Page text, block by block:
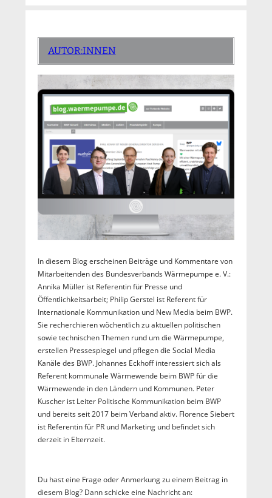
AUTOR:INNEN
In diesem Blog erscheinen Beiträge und Kommentare von
Mitarbeitenden des Bundesverbands Wärmepumpe e. V.:
Annika Müller ist Referentin für Presse und
Öffentlichkeitsarbeit; Philip Gerstel ist Referent für
Internationale Kommunikation und New Media beim BWP.
Sie recherchieren wöchentlich zu aktuellen politischen
sowie technischen Themen rund um die Wärmepumpe,
erstellen Pressespiegel und pflegen die Social Media
Kanäle des BWP. Johannes Eckhoff interessiert sich als
Referent kommunale Wärmewende beim BWP für die
Wärmewende in den Ländern und Kommunen. Peter
Kuscher ist Leiter Politische Kommunikation beim BWP
und bereits seit 2017 beim Verband aktiv. Florence Siebert
ist Referentin für PR und Marketing und befindet sich
derzeit in Elternzeit.
Du hast eine Frage oder Anmerkung zu einem Beitrag in
diesem Blog? Dann schicke eine Nachricht an: